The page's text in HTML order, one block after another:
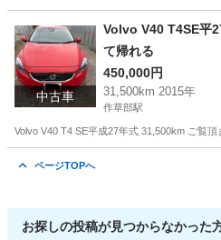
プリウス
中古車
Volvo V40 T4SE平
て帰れる
450,000円
31,500km 2015年
作草部駅
Volvo V40 T4 SE平成27年式 31,500km ご覧
ページTOPへ
お探しの投稿が見つからなかった